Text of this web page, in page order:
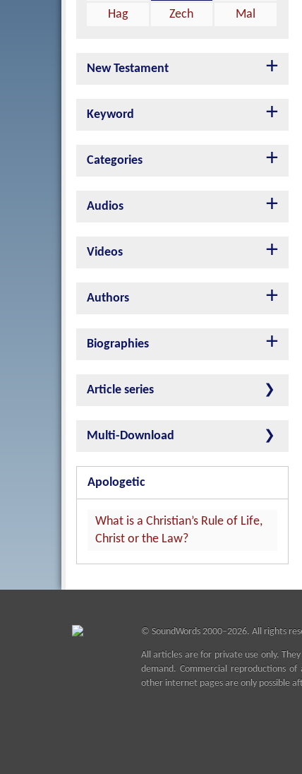
Hag
Zech Mal
New Testament
Keyword
Categories
Audios
Videos
Authors
Biographies
Article series
Multi-Download
Apologetic
What is a Christian’s Rule of Life,
Christ or the Law?
© SoundWords2000–2026. All rights
All articles are for private use only.
demand. Commercial reproductions
other internet pages are only possible